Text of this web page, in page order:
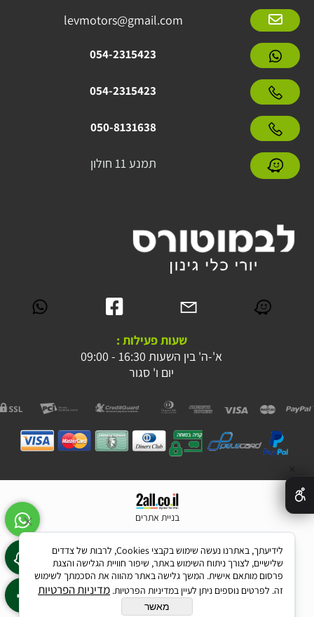
levmotors@gmail.com
054-2315423
054-2315423
050-8131638
תמנע 11 חולון
שעות פעילות :
א'-ה' בין השעות 16:30 - 09:00
יום ו' סגור
בניית אתרים
לידיעתך, באתרנו נעשה שימוש בקבצי Cookies, לרבות של צדדים
שלישיים, לצורך ניתוח השימוש באתר, שיפור חוויית הגלישה והצגת
פרסום מותאם אישית. המשך גלישה באתר מהווה את הסכמתך לשימוש
זה. לפרטים נוספים ניתן לעיין במדיניות הפרטיות. מדיניות הפרטיות
מאשר